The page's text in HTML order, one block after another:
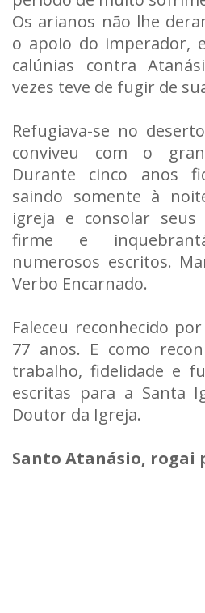
Os arianos não lhe
o apoio do imperador,
calúnias contra
vezes teve de fugir de
Refugiava-se no
conviveu com o
Durante cinco anos
saindo somente à
igreja e consolar
firme e
numerosos escritos.
Verbo Encarnado.
Faleceu reconhecido
77 anos. E como
trabalho, fidelidade e
escritas para a Santa
Doutor da Igreja.
Santo Atanásio, rogai